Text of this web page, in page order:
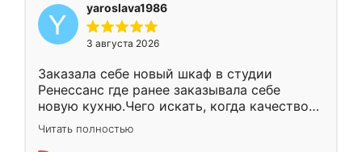
yaroslava1986
3 августа 2026
Заказала себе новый шкаф в студии
Ренессанс где ранее заказывала себе
новую кухню.Чего искать, когда качеством
вполне довольна. Служит кухня уже почти
два года, нареканий нет.
Читать полностью